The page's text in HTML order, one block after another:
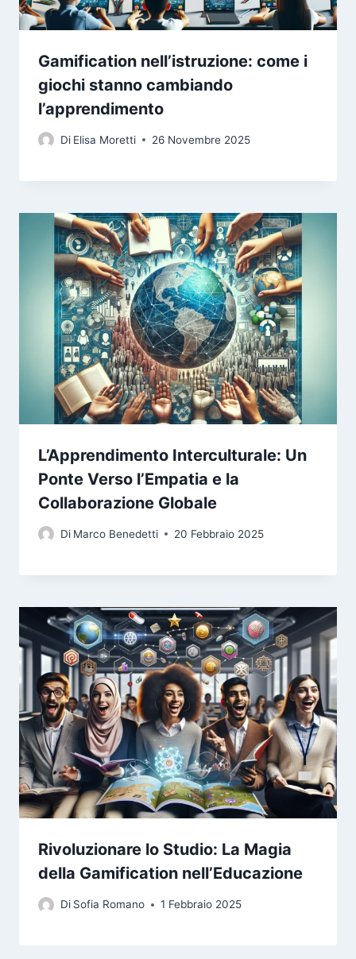
Gamification nell’istruzione: come i
giochi stanno cambiando
l’apprendimento
Di Elisa Moretti 26 Novembre 2025
L’Apprendimento Interculturale: Un
Ponte Verso l’Empatia e la
Collaborazione Globale
Di Marco Benedetti 20 Febbraio 2025
Rivoluzionare lo Studio: La Magia
della Gamification nell’Educazione
Di Sofia Romano 1 Febbraio 2025